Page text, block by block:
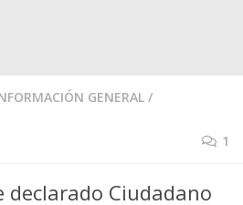
GENERAL /
1
declarado Ciudadano